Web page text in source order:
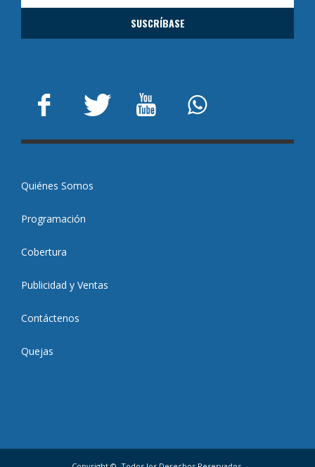
Quiénes Somos
Programación
Cobertura
Publicidad y Ventas
Contáctenos
Quejas